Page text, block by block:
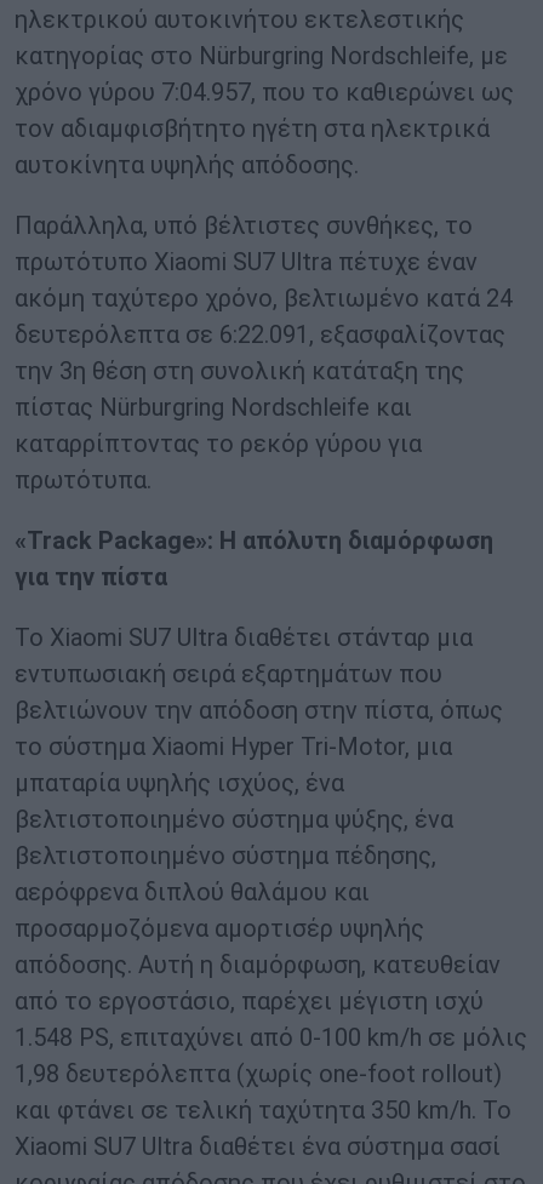
ηλεκτρικού αυτοκινήτου εκτελεστικής
κατηγορίας στο Nürburgring Nordschleife, με
χρόνο γύρου 7:04.957, που το καθιερώνει ως
τον αδιαμφισβήτητο ηγέτη στα ηλεκτρικά
αυτοκίνητα υψηλής απόδοσης.
Παράλληλα, υπό βέλτιστες συνθήκες, το
πρωτότυπο Xiaomi SU7 Ultra πέτυχε έναν
ακόμη ταχύτερο χρόνο, βελτιωμένο κατά 24
δευτερόλεπτα σε 6:22.091, εξασφαλίζοντας
την 3η θέση στη συνολική κατάταξη της
πίστας Nürburgring Nordschleife και
καταρρίπτοντας το ρεκόρ γύρου για
πρωτότυπα.
«Track Package»: Η απόλυτη διαμόρφωση
για την πίστα
Το Xiaomi SU7 Ultra διαθέτει στάνταρ μια
εντυπωσιακή σειρά εξαρτημάτων που
βελτιώνουν την απόδοση στην πίστα, όπως
το σύστημα Xiaomi Hyper Tri-Motor, μια
μπαταρία υψηλής ισχύος, ένα
βελτιστοποιημένο σύστημα ψύξης, ένα
βελτιστοποιημένο σύστημα πέδησης,
αερόφρενα διπλού θαλάμου και
προσαρμοζόμενα αμορτισέρ υψηλής
απόδοσης. Αυτή η διαμόρφωση, κατευθείαν
από το εργοστάσιο, παρέχει μέγιστη ισχύ
1.548 PS, επιταχύνει από 0-100 km/h σε μόλις
1,98 δευτερόλεπτα (χωρίς one-foot rollout)
και φτάνει σε τελική ταχύτητα 350 km/h. Το
Xiaomi SU7 Ultra διαθέτει ένα σύστημα σασί